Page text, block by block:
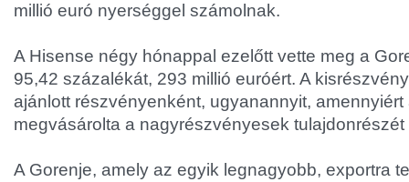
millió euró nyerséggel számolnak.
A Hisense négy hónappal ezelőtt vette meg a
95,42 százalékát, 293 millió euróért. A
ajánlott részvényenként, ugyanannyit, amennyiért
megvásárolta a nagyrészvényesek
A Gorenje, amely az egyik legnagyobb, exportra